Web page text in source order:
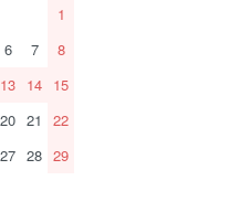
1
6 7
8
13 14 15
20 21
22
27 28 29